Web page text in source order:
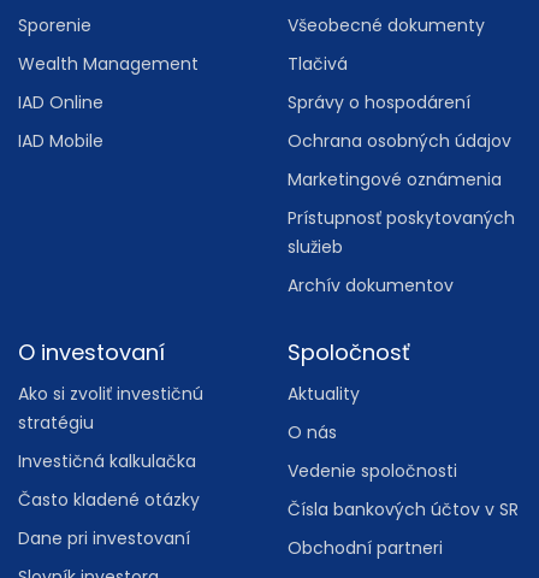
Sporenie
Wealth Management
IAD Online
IAD Mobile
Všeobecné dokumenty
Tlačivá
Správy o hospodárení
Ochrana osobných údajov
Marketingové oznámenia
Prístupnosť poskytovaných
služieb
Archív dokumentov
O investovaní
Ako si zvoliť investičnú
stratégiu
Investičná kalkulačka
Často kladené otázky
Dane pri investovaní
Spoločnosť
Aktuality
O nás
Vedenie spoločnosti
Čísla bankových účtov v SR
Obchodní partneri